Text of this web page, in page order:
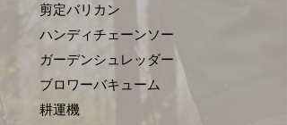
剪定バリカン
ハンディチェーンソー
ガーデンシュレッダー
ブロワーバキューム
耕運機